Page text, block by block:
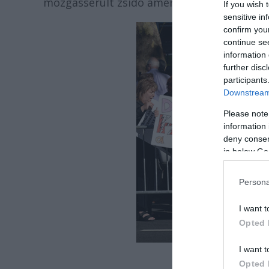
If you wish
sensitive
confirm
continue
information
further
Please
information
deny
in below
I want
Opted
I want
Opted